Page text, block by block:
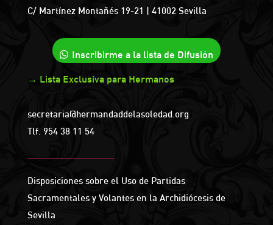
C/ Martínez Montañés 19-21 | 41002 Sevilla
Inscribirme a la lista de Difusión
→ Lista Exclusiva para Hermanos
secretaria@hermandaddelasoledad.org
Tlf. 954 38 11 54
Disposiciones sobre el Uso de Partidas
Sacramentales y Volantes en la Archidiócesis de
Sevilla